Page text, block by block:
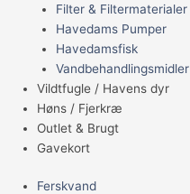
Filter & Filtermaterialer
Havedams Pumper
Havedamsfisk
Vandbehandlingsmidler
Vildtfugle / Havens dyr
Høns / Fjerkræ
Outlet & Brugt
Gavekort
Ferskvand